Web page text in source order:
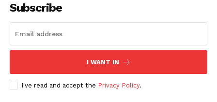
Політика конфіденційності
Subscribe
I WANT IN
I've read and accept the Privacy Policy.